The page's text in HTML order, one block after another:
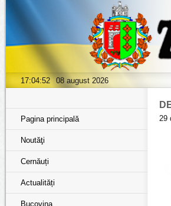
17:04:54 08 august 2026
Pagina principală
Noutăţi
Cernăuți
Actualități
Bucovina
29